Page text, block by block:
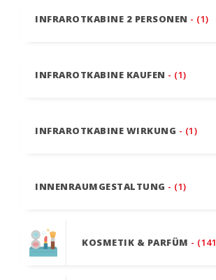
INFRAROTKABINE 2 PERSONEN - (1)
INFRAROTKABINE KAUFEN - (1)
INFRAROTKABINE WIRKUNG - (1)
INNENRAUMGESTALTUNG - (1)
KOSMETIK & PARFÜM -